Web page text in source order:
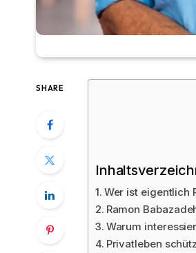
SHARE
Wer ist eigentlich
Ramon
Warum
Privatleben